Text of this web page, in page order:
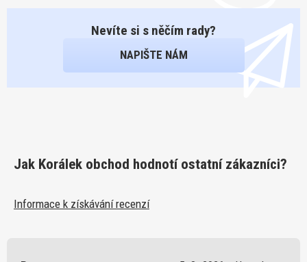
Nevíte si s něčím rady?
NAPIŠTE NÁM
Jak Korálek obchod hodnotí ostatní zákazníci?
Informace k získávání recenzí